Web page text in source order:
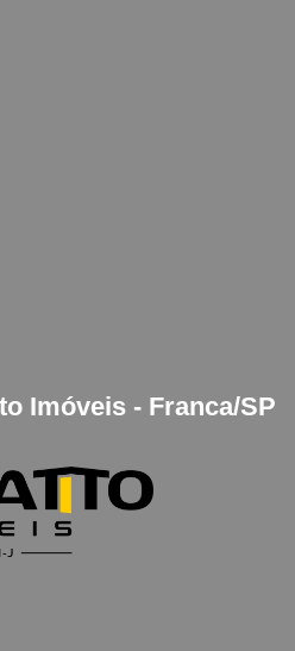
Imóveis - Franca/SP